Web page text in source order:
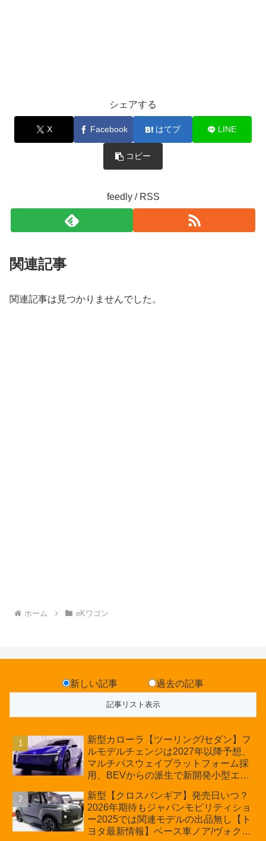
シェアする
X Facebook はてブ LINE
コピー
feedly / RSS
関連記事
関連記事は見つかりませんでした。
ホーム eKワゴン
新しい記事 過去の記事
新型カローラ【ツーリング/セダン】フ
ルモデルチェンジは2027年以降予想、
マルチパスウェイプラットフォーム採
用、BEVからの派生で新開発小型エン
の採用は無しか【トヨタ最新情報】60
周年記念車発売
新型【クロスバンギア】発売日いつ？
2026年期待もジャパンモビリティショ
ー2025では関連モデルの出品無し【ト
ヨタ最新情報】ベース車ノア/ヴォクシ